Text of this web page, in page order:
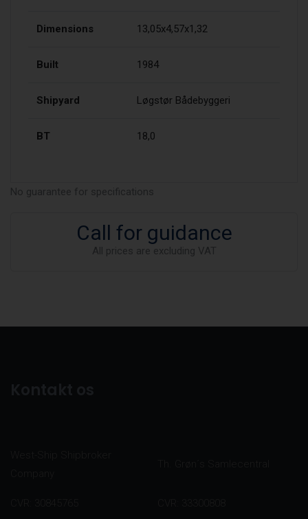
Dimensions 13,05x4,57x1,32
Built 1984
Shipyard Løgstør Bådebyggeri
BT 18,0
No guarantee for specifications
Call for guidance
All prices are excluding VAT